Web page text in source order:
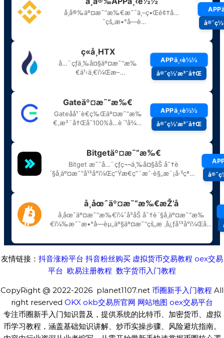
友情链接： 抖音涨粉平台 抖音粉丝购买 虚拟货币交易教程 oex交易
平台 欧易注册教程 数字货币入门教程
CopyRight @ 2022-2026 planet1107.net 币圈新手入门教程 All
right reserved OKX okb交易所官网 网站地图 oex交易平台
专注币圈新手入门知识普及，提供系统的比特币、加密货币、虚拟
币学习教程，涵盖基础知识讲解、炒币实操步骤、风险避坑指南。